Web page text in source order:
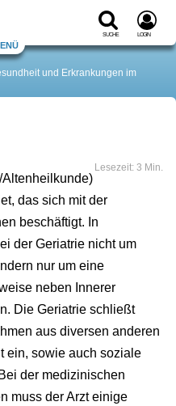
Suche Login
und Erkrankungen im
Lesezeit: 3 Min.
das sich mit der
beschäftigt. In
der Geriatrie nicht um
nur um eine
neben Innerer
Die Geriatrie schließt
aus diversen anderen
ein, sowie auch soziale
der medizinischen
muss der Arzt einige